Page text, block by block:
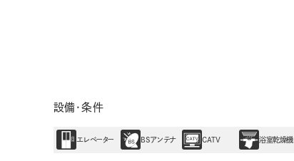
設備・条件
エレベーター BSアンテナ CATV 浴室乾燥機